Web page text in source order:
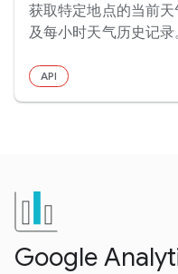
获取特定地点的当前
及每小时天气历史记录
API
Google